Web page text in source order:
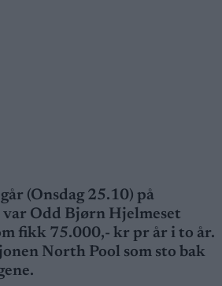
(Onsdag 25.10) på
Odd Bjørn Hjelmeset
fikk 75.000,- kr pr år i to år.
North Pool som sto bak